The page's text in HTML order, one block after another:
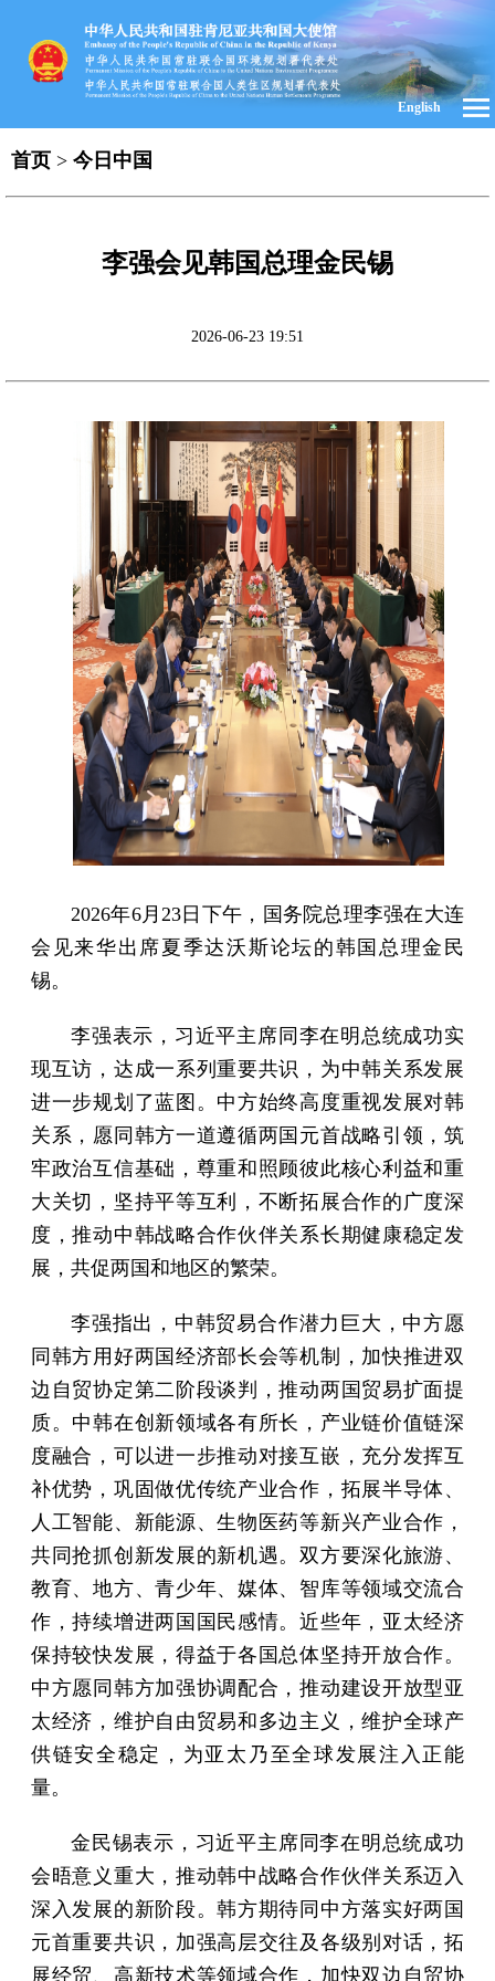
English
首页 > 今日中国
李强会见韩国总理金民锡
2026-06-23 19:51
2026年6月23日下午，国务院总理李强在大连
会见来华出席夏季达沃斯论坛的韩国总理金民
锡。
李强表示，习近平主席同李在明总统成功实
现互访，达成一系列重要共识，为中韩关系发展
进一步规划了蓝图。中方始终高度重视发展对韩
关系，愿同韩方一道遵循两国元首战略引领，筑
牢政治互信基础，尊重和照顾彼此核心利益和重
大关切，坚持平等互利，不断拓展合作的广度深
度，推动中韩战略合作伙伴关系长期健康稳定发
展，共促两国和地区的繁荣。
李强指出，中韩贸易合作潜力巨大，中方愿
同韩方用好两国经济部长会等机制，加快推进双
边自贸协定第二阶段谈判，推动两国贸易扩面提
质。中韩在创新领域各有所长，产业链价值链深
度融合，可以进一步推动对接互嵌，充分发挥互
补优势，巩固做优传统产业合作，拓展半导体、
人工智能、新能源、生物医药等新兴产业合作，
共同抢抓创新发展的新机遇。双方要深化旅游、
教育、地方、青少年、媒体、智库等领域交流合
作，持续增进两国国民感情。近些年，亚太经济
保持较快发展，得益于各国总体坚持开放合作。
中方愿同韩方加强协调配合，推动建设开放型亚
太经济，维护自由贸易和多边主义，维护全球产
供链安全稳定，为亚太乃至全球发展注入正能
量。
金民锡表示，习近平主席同李在明总统成功
会晤意义重大，推动韩中战略合作伙伴关系迈入
深入发展的新阶段。韩方期待同中方落实好两国
元首重要共识，加强高层交往及各级别对话，拓
展经贸、高新技术等领域合作，加快双边自贸协